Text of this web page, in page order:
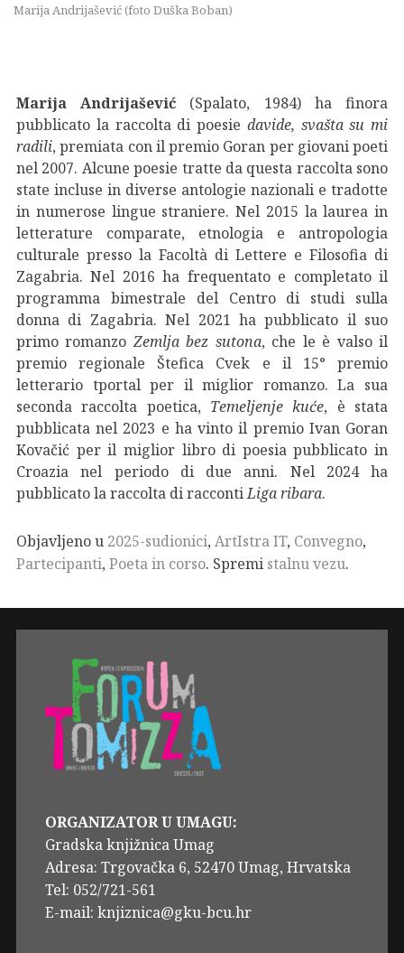
Marija Andrijašević (foto Duška Boban)
Marija Andrijašević (Spalato, 1984) ha finora
pubblicato la raccolta di poesie davide, svašta su mi
radili, premiata con il premio Goran per giovani poeti
nel 2007. Alcune poesie tratte da questa raccolta sono
state incluse in diverse antologie nazionali e tradotte
in numerose lingue straniere. Nel 2015 la laurea in
letterature comparate, etnologia e antropologia
culturale presso la Facoltà di Lettere e Filosofia di
Zagabria. Nel 2016 ha frequentato e completato il
programma bimestrale del Centro di studi sulla
donna di Zagabria. Nel 2021 ha pubblicato il suo
primo romanzo Zemlja bez sutona, che le è valso il
premio regionale Štefica Cvek e il 15° premio
letterario tportal per il miglior romanzo. La sua
seconda raccolta poetica, Temeljenje kuće, è stata
pubblicata nel 2023 e ha vinto il premio Ivan Goran
Kovačić per il miglior libro di poesia pubblicato in
Croazia nel periodo di due anni. Nel 2024 ha
pubblicato la raccolta di racconti Liga ribara.
Objavljeno u 2025-sudionici, ArtIstra IT, Convegno,
Partecipanti, Poeta in corso. Spremi stalnu vezu.
ORGANIZATOR U UMAGU:
Gradska knjižnica Umag
Adresa: Trgovačka 6, 52470 Umag, Hrvatska
Tel: 052/721-561
E-mail: knjiznica@gku-bcu.hr